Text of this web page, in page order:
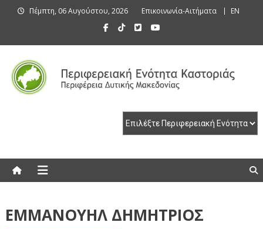
Πέμπτη, 06 Αυγούστου, 2026 Επικοινωνία-Αιτήματα EN
ΕΜΜΑΝΟΥΗΛ ΔΗΜΗΤΡΙΟΣ